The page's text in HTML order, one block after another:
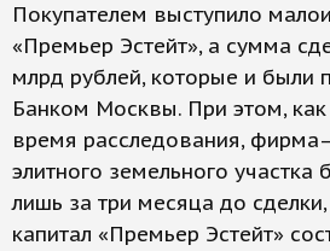
Покупателем выступило
«Премьер Эстейт», а сумма
млрд рублей, которые и были
Банком Москвы. При этом, как
время расследования,
элитного земельного
лишь за три месяца до
капитал «Премьер Эстейт»